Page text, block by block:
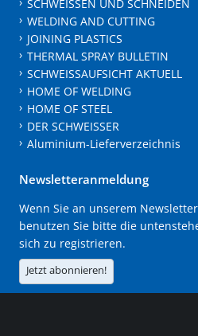
SCHWEISSEN UND SCHNEIDEN
WELDING AND CUTTING
JOINING PLASTICS
THERMAL SPRAY BULLETIN
SCHWEISSAUFSICHT AKTUELL
HOME OF WELDING
HOME OF STEEL
DER SCHWEISSER
Aluminium-Lieferverzeichnis
Newsletteranmeldung
Wenn Sie an unserem
benutzen Sie bitte die
sich zu registrieren.
Jetzt abonnieren!